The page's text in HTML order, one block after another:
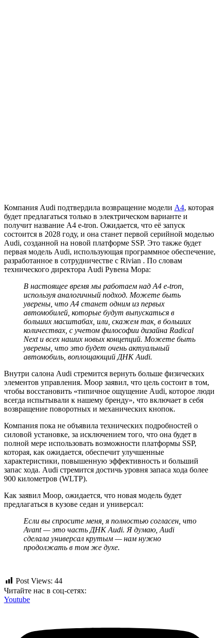
Компания Audi подтвердила возвращение модели A4, которая
будет предлагаться только в электрическом варианте и
получит название A4 e-tron. Ожидается, что её запуск
состоится в 2028 году, и она станет первой серийной моделью
Audi, созданной на новой платформе SSP. Это также будет
первая модель Audi, использующая программное обеспечение,
разработанное в сотрудничестве с Rivian . По словам
технического директора Audi Рувена Мора:
В настоящее время мы работаем над A4 e-tron,
используя аналогичный подход. Можете быть
уверены, что A4 станет одним из первых
автомобилей, которые будут выпускаться в
больших масштабах, или, скажем так, в больших
количествах, с учетом философии дизайна Radical
Next и всех наших новых концепций. Можете быть
уверены, что это будет очень актуальный
автомобиль, воплощающий ДНК Audi.
Внутри салона Audi стремится вернуть больше физических
элементов управления. Моор заявил, что цель состоит в том,
чтобы восстановить «типичное ощущение Audi, которое люди
всегда испытывали к нашему бренду», что включает в себя
возвращение поворотных и механических кнопок.
Компания пока не объявила технических подробностей о
силовой установке, за исключением того, что она будет в
полной мере использовать возможности платформы SSP,
которая, как ожидается, обеспечит улучшенные
характеристики, повышенную эффективность и больший
запас хода. Audi стремится достичь уровня запаса хода более
900 километров (WLTP).
Как заявил Моор, ожидается, что новая модель будет
предлагаться в кузове седан и универсал:
Если вы спросите меня, я полностью согласен, что
Avant — это часть ДНК Audi. Я думаю, Audi
сделала универсал крутым — нам нужно
продолжать в том же духе.
Post Views: 44
Читайте нас в соц-сетях:
Youtube